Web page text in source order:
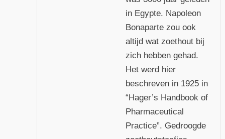
in Egypte. Napoleon
Bonaparte zou ook
altijd wat zoethout bij
zich hebben gehad.
Het werd hier
beschreven in 1925 in
“Hager’s Handbook of
Pharmaceutical
Practice”. Gedroogde